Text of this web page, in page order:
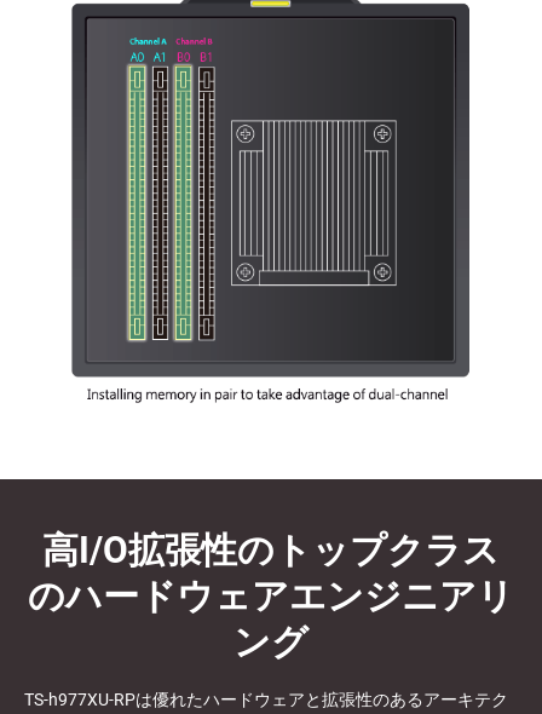
高I/O拡張性のトップクラス
のハードウェアエンジニアリ
ング
TS-h977XU-RPは優れたハードウェアと拡張性のあるアーキテク